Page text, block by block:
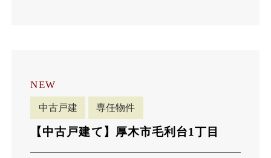
NEW
中古戸建 専任物件
【中古戸建て】厚木市毛利台1丁目